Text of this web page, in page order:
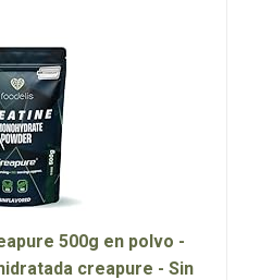
500g en polvo -
creapure - Sin